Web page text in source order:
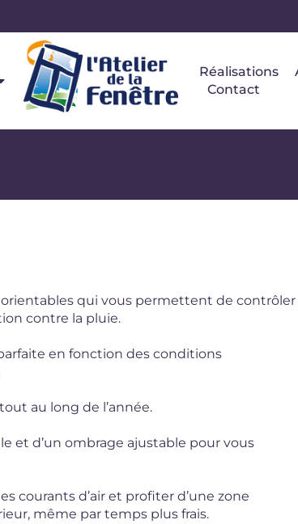
Réalisations
Contact
qui vous permettent de contrôler
contre la pluie.
en fonction des conditions
au long de l’année.
et d’un ombrage ajustable pour vous
courants d’air et profiter d’une zone
même par temps plus frais.